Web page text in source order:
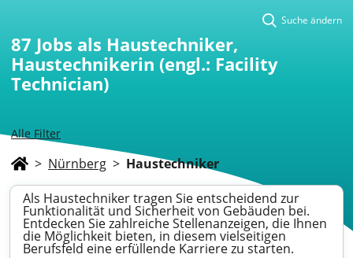
Alle Filter
Suche ändern
87 Jobs als Haustechniker,
Haustechnikerin (engl.: Facility
Technician)
> Nürnberg > Haustechniker
Als Haustechniker tragen Sie entscheidend zur
Funktionalität und Sicherheit von Gebäuden bei.
Entdecken Sie zahlreiche Stellenanzeigen, die Ihnen
die Möglichkeit bieten, in diesem vielseitigen
Berufsfeld eine erfüllende Karriere zu starten.